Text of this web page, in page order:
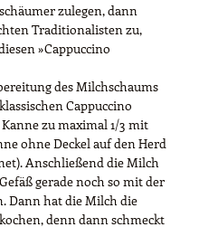
zulegen, dann
Traditionalisten zu,
»Cappuccino
des Milchschaums
Cappuccino
zu maximal 1/3 mit
ohne Deckel auf den Herd
Anschließend die Milch
gerade noch so mit der
Dann hat die Milch die
denn dann schmeckt